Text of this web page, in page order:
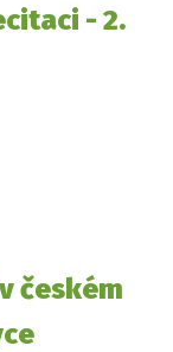
- 2.
českém